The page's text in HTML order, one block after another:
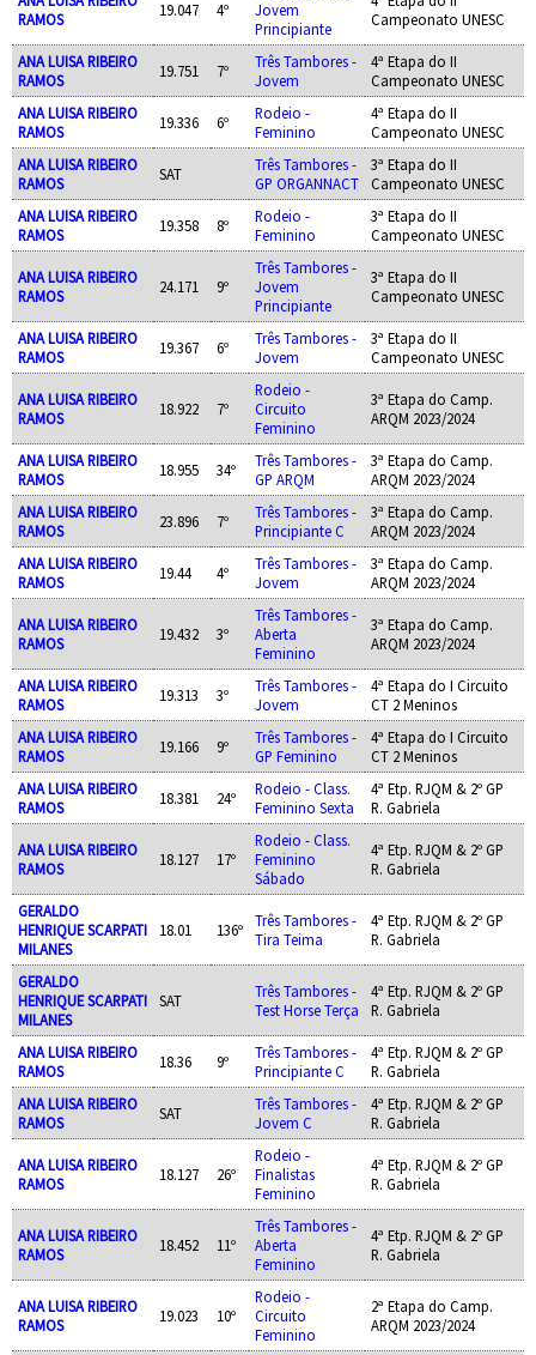
RAMOS
19.047 4º
Jovem
Principiante
Campeonato UNESC
ANA LUISA RIBEIRO
RAMOS
19.751 7º
Três Tambores -
Jovem
4ª Etapa do II
Campeonato UNESC
ANA LUISA RIBEIRO
RAMOS
19.336 6º
Rodeio -
Feminino
4ª Etapa do II
Campeonato UNESC
ANA LUISA RIBEIRO
RAMOS
SAT
Três Tambores -
GP ORGANNACT
3ª Etapa do II
Campeonato UNESC
ANA LUISA RIBEIRO
RAMOS
19.358 8º
Rodeio -
Feminino
3ª Etapa do II
Campeonato UNESC
ANA LUISA RIBEIRO
RAMOS
24.171 9º
Três Tambores -
Jovem
Principiante
3ª Etapa do II
Campeonato UNESC
ANA LUISA RIBEIRO
RAMOS
19.367 6º
Três Tambores -
Jovem
3ª Etapa do II
Campeonato UNESC
ANA LUISA RIBEIRO
RAMOS
18.922 7º
Rodeio -
Circuito
Feminino
3ª Etapa do Camp.
ARQM 2023/2024
ANA LUISA RIBEIRO
RAMOS
18.955 34º
Três Tambores -
GP ARQM
3ª Etapa do Camp.
ARQM 2023/2024
ANA LUISA RIBEIRO
RAMOS
23.896 7º
Três Tambores -
Principiante C
3ª Etapa do Camp.
ARQM 2023/2024
ANA LUISA RIBEIRO
RAMOS
19.44 4º
Três Tambores -
Jovem
3ª Etapa do Camp.
ARQM 2023/2024
ANA LUISA RIBEIRO
RAMOS
19.432 3º
Três Tambores -
Aberta
Feminino
3ª Etapa do Camp.
ARQM 2023/2024
ANA LUISA RIBEIRO
RAMOS
19.313 3º
Três Tambores -
Jovem
4ª Etapa do I Circuito
CT 2 Meninos
ANA LUISA RIBEIRO
RAMOS
19.166 9º
Três Tambores -
GP Feminino
4ª Etapa do I Circuito
CT 2 Meninos
ANA LUISA RIBEIRO
RAMOS
18.381 24º
Rodeio - Class.
Feminino Sexta
4ª Etp. RJQM & 2º GP
R. Gabriela
ANA LUISA RIBEIRO
RAMOS
18.127 17º
Rodeio - Class.
Feminino
Sábado
4ª Etp. RJQM & 2º GP
R. Gabriela
GERALDO
HENRIQUE SCARPATI
MILANES
18.01 136º
Três Tambores -
Tira Teima
4ª Etp. RJQM & 2º GP
R. Gabriela
GERALDO
HENRIQUE SCARPATI
MILANES
SAT
Três Tambores -
Test Horse Terça
4ª Etp. RJQM & 2º GP
R. Gabriela
ANA LUISA RIBEIRO
RAMOS
18.36 9º
Três Tambores -
Principiante C
4ª Etp. RJQM & 2º GP
R. Gabriela
ANA LUISA RIBEIRO
RAMOS
SAT
Três Tambores -
Jovem C
4ª Etp. RJQM & 2º GP
R. Gabriela
ANA LUISA RIBEIRO
RAMOS
18.127 26º
Rodeio -
Finalistas
Feminino
4ª Etp. RJQM & 2º GP
R. Gabriela
ANA LUISA RIBEIRO
RAMOS
18.452 11º
Três Tambores -
Aberta
Feminino
4ª Etp. RJQM & 2º GP
R. Gabriela
ANA LUISA RIBEIRO
RAMOS
19.023 10º
Rodeio -
Circuito
Feminino
2ª Etapa do Camp.
ARQM 2023/2024